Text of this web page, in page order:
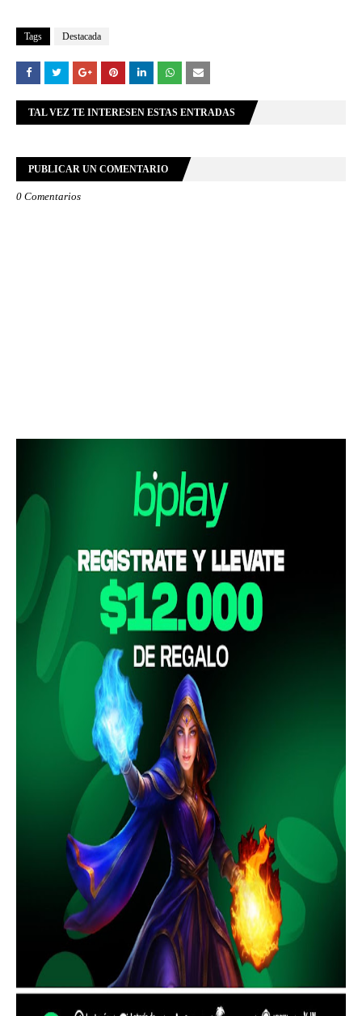
Tags Destacada
TAL VEZ TE INTERESEN ESTAS ENTRADAS
PUBLICAR UN COMENTARIO
0 Comentarios